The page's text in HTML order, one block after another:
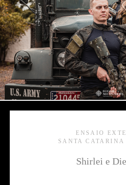
ENSAIO
SANTA
Shirlei e